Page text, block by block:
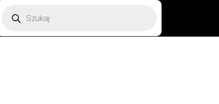
produktów